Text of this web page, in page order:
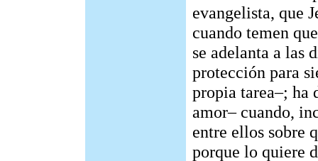
evangelista, que
cuando temen
se adelanta a las
protección para
propia tarea–; ha
amor– cuando,
entre ellos sobre
porque lo quiere